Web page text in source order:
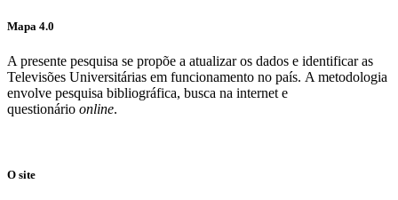
Mapa 4.0
A presente pesquisa se propõe a atualizar os dados e identificar as
Televisões Universitárias em funcionamento no país. A metodologia
envolve pesquisa bibliográfica, busca na internet e
questionário online.
O site